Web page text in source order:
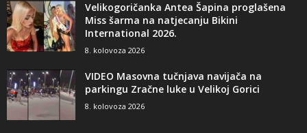
Velikogoričanka Antea Šapina proglašena
Miss šarma na natjecanju Bikini
International 2026.
8. kolovoza 2026
VIDEO Masovna tučnjava navijača na
parkingu Zračne luke u Velikoj Gorici
8. kolovoza 2026